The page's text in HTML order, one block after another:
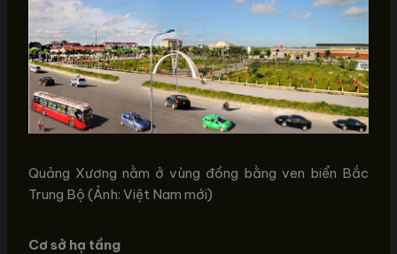
Quảng Xương nằm ở vùng đồng bằng ven biển Bắc
Trung Bộ (Ảnh: Việt Nam mới)
Cơ sở hạ tầng